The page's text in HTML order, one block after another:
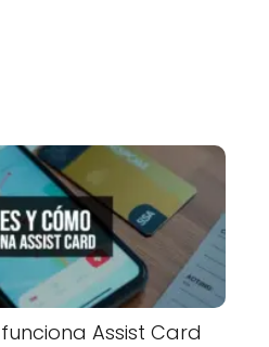
Assist Card